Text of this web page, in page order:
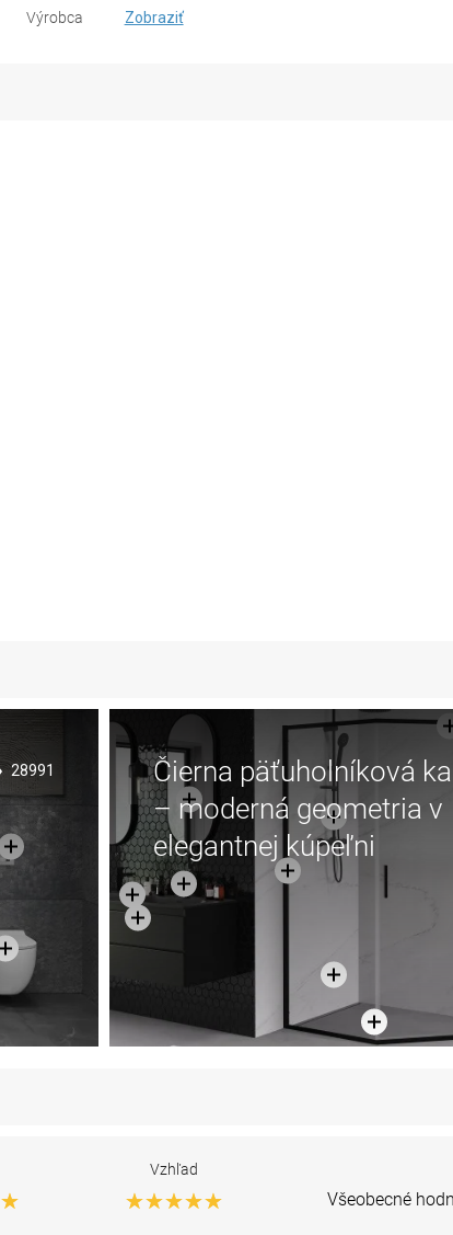
Výrobca Zobraziť
28991
Čierna päťuholníková
– moderná geometria v
elegantnej kúpeľni
Vzhľad
Všeobecné